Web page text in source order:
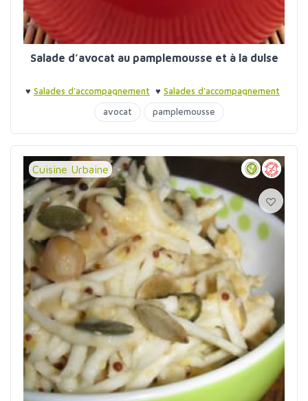
Salade d’avocat au pamplemousse et à la dulse
♥ Salades d'accompagnement ♥ Salades d'accompagnement
avocat
pamplemousse
Cuisine Urbaine